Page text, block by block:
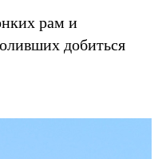
рам и
добиться